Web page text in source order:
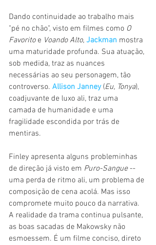
Dando continuidade ao trabalho mais
"pé no chão", visto em filmes como O
Favorito e Voando Alto, Jackman mostra
uma maturidade profunda. Sua atuação,
sob medida, traz as nuances
necessárias ao seu personagem, tão
controverso. Allison Janney (Eu, Tonya),
coadjuvante de luxo ali, traz uma
camada de humanidade e uma
fragilidade escondida por trás de
mentiras.
Finley apresenta alguns probleminhas
de direção já visto em Puro-Sangue --
uma perda de ritmo ali, um problema de
composição de cena acolá. Mas isso
compromete muito pouco da narrativa.
A realidade da trama continua pulsante,
as boas sacadas de Makowsky não
esmoessem. É um filme conciso, direto